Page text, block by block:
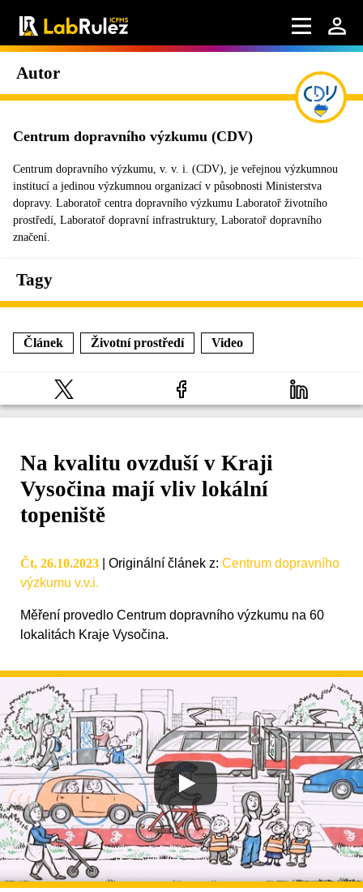
Autor
Centrum dopravního výzkumu (CDV)
Centrum dopravního výzkumu, v. v. i. (CDV), je veřejnou výzkumnou
institucí a jedinou výzkumnou organizací v působnosti Ministerstva
dopravy. Laboratoř centra dopravního výzkumu Laboratoř životního
prostředí, Laboratoř dopravní infrastruktury, Laboratoř dopravního
značení.
Tagy
Článek Životní prostředí Video
Na kvalitu ovzduší v Kraji
Vysočina mají vliv lokální
topeniště
Čt, 26.10.2023 Originální článek z: Centrum dopravního
výzkumu v.v.i.
Měření provedlo Centrum dopravního výzkumu na 60
lokalitách Kraje Vysočina.